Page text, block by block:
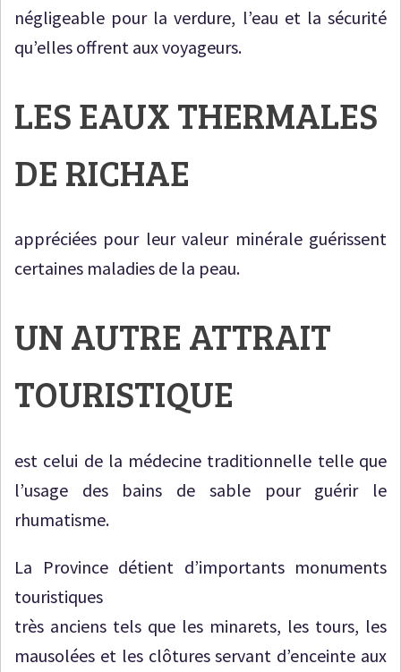
négligeable pour la verdure, l’eau et la sécurité
qu’elles offrent aux voyageurs.
LES EAUX THERMALES
DE RICHAE
appréciées pour leur valeur minérale guérissent
certaines maladies de la peau.
UN AUTRE ATTRAIT
TOURISTIQUE
est celui de la médecine traditionnelle telle que
l’usage des bains de sable pour guérir le
rhumatisme.
La Province détient d’importants monuments
touristiques
très anciens tels que les minarets, les tours, les
mausolées et les clôtures servant d’enceinte aux